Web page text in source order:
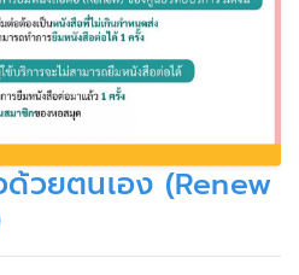
วยตนเอง (Renew